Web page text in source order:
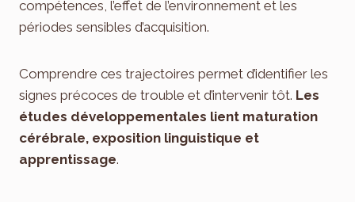
compétences, l’effet de l’environnement et les
périodes sensibles d’acquisition.
Comprendre ces trajectoires permet d’identifier les
signes précoces de trouble et d’intervenir tôt. Les
études développementales lient maturation
cérébrale, exposition linguistique et
apprentissage.